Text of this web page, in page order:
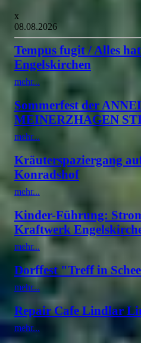
x
08.08.2026
Tempus fugit / Alles
Engelskirchen
mehr...
Sommerfest der
MEINERZHAGEN
mehr...
Kräuterspaziergang
Konradshof
mehr...
Kinder-Führung:
Kraftwerk
mehr...
Dorffest "Treff in
mehr...
Repair Cafe Lindlar
mehr...